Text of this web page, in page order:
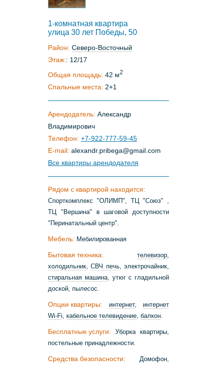
1-комнатная квартира
улица 30 лет Победы, 50
Район: Северо-Восточный
Этаж:: 12/17
Общая площадь: 42 м2
Спальные места: 2+1
Арендодатель: Александр
Владимирович
Телефон: +7-922-777-59-45
E-mail: alexandr. pribega@gmail com
Все квартиры арендодателя
Рядом с квартирой находится:
Спорткомплекс "ОЛИМП", ТЦ "Союз" ,
ТЦ "Вершина" в шаговой доступности
"Перинатальный центр".
Мебель: Мебилированная
Бытовая техника: телевизор
холодильник ,СВЧ печь, электрочайник,
стиральная машина, утюг с гладильной
доской, пылесос.
Опции квартиры: интернет, интернет
Wi-Fi кабельное телевидение балкон
Бесплатные услуги: Уборка квартиры,
постельные принадлежности.
Средства безопасности: Домофон,